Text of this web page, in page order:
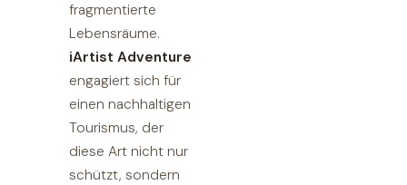
fragmentierte
Lebensräume.
iArtist Adventure
engagiert sich für
einen nachhaltigen
Tourismus, der
diese Art nicht nur
schützt, sondern